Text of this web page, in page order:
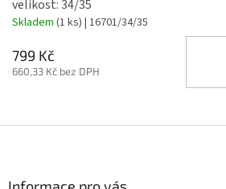
velikost: 34/35
Skladem (1 ks) | 16701/34/35
799 Kč
660,33 Kč bez DPH